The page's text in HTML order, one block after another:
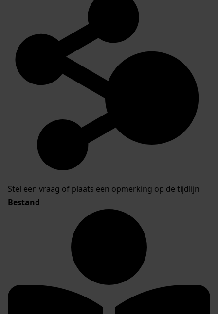
Stel een vraag of plaats een opmerking op de tijdlijn
Bestand